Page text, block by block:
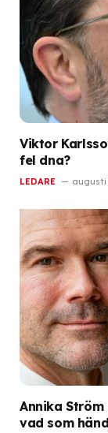
Viktor
fel dna?
LEDARE augusti
Annika
vad som